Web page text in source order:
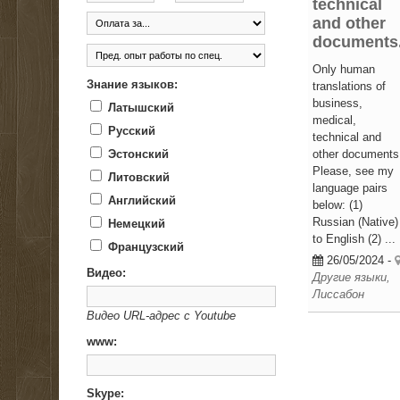
Знание языков:
Латышский
Русский
Эстонский
Литовский
Английский
Немецкий
Французский
Видео:
Видео URL-адрес с Youtube
www:
Skype:
technical
and other
Only human
translations of
business,
medical,
technical and
other
Please, see my
language pairs
below: (1)
Russian (Native)
to English (2) ...
26/05/2024-
Другие языки,
Лиссабон